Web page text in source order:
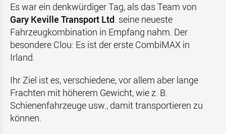
Es war ein denkwürdiger Tag, als das Team von
Gary Keville Transport Ltd. seine neueste
Fahrzeugkombination in Empfang nahm. Der
besondere Clou: Es ist der erste CombiMAX in
Irland.
Ihr Ziel ist es, verschiedene, vor allem aber lange
Frachten mit höherem Gewicht, wie z. B.
Schienenfahrzeuge usw., damit transportieren zu
können.